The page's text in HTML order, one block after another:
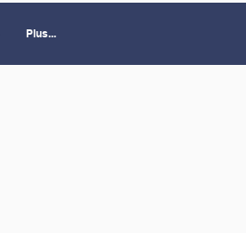
Plus...